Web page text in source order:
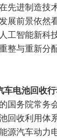
先进制造技
展前景依然
工智能新科
整与重新分
车电池回收
国务院常务
回收利用体
源汽车动力